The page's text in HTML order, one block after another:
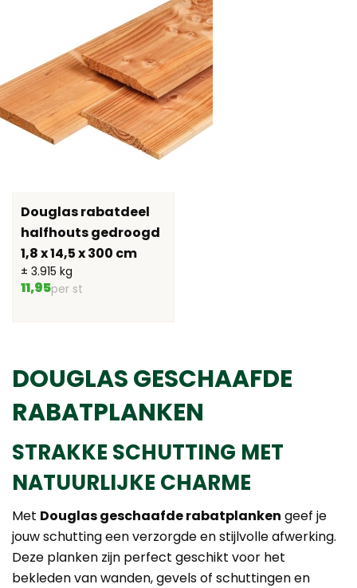
Douglas rabatdeel
halfhouts gedroogd
1,8 x 14,5 x 300 cm
± 3.915 kg
11,95per st
DOUGLAS GESCHAAFDE
RABATPLANKEN
STRAKKE SCHUTTING MET
NATUURLIJKE CHARME
Met Douglas geschaafde rabatplanken geef je
jouw schutting een verzorgde en stijlvolle afwerking.
Deze planken zijn perfect geschikt voor het
bekleden van wanden, gevels of schuttingen en